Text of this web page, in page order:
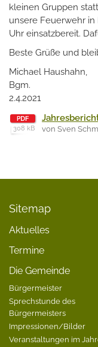
kleinen Gruppen
unsere Feuerwehr
Uhr einsatzbereit.
Beste Grüße und
Michael Haushahn,
Bgm.
2.4.2021
308 kB von Sven
Sitemap
Aktuelles
Termine
Die Gemeinde
Bürgermeister
Sprechstunde des
Bürgermeisters
Impressionen/Bilder
Veranstaltungen im